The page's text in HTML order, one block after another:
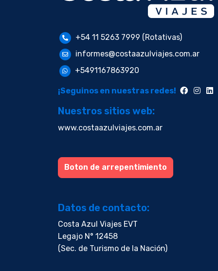
+54 11 5263 7999 (Rotativas)
informes@costaazulviajes.com.ar
+5491167863920
¡Seguinos en nuestras redes!
Nuestros sitios web:
www.costaazulviajes.com.ar
Boton de arrepentimiento
Datos de contacto:
Costa Azul Viajes EVT
Legajo N° 12458
(Sec. de Turismo de la Nación)